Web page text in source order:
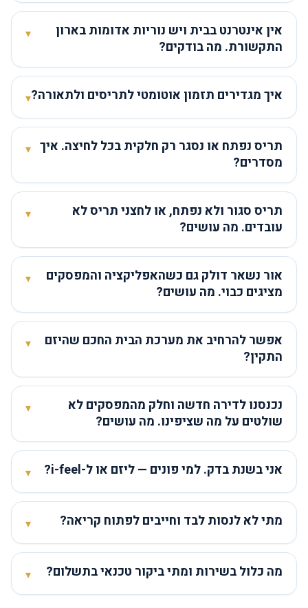
אין אינטרנט בבית ויש נוריות אדומות בארון
התקשורת. מה בודקים?
▾
איך מגדירים תזמון אוטומטי לתריסים ולתאורה?▾
תריס נפתח או נסגר רק חלקית בכל לחיצה. איך
מסדרים?
▾
תריס סגור ולא נפתח, או לחצני תריס לא
עובדים. מה עושים?
▾
אור נשאר דולק גם כשהאפליקציה והמפסקים
מציגים כבוי. מה עושים?
▾
אפשר להרחיב את מערכת הבית החכם שהיזם
התקין?
▾
נכנסנו לדירה חדשה וחלק מהמפסקים לא
שולטים על מה שציפינו. מה עושים?
▾
אני בשנת בדק. למי פונים — ליזם או ל-i-feel? ▾
מתי לא לנסות לבד וחייבים לפתוח קריאה? ▾
מה כלול בשירות ומתי ביקור טכנאי בתשלום? ▾